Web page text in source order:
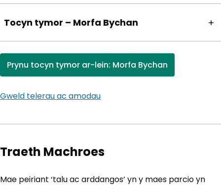
Tocyn tymor – Morfa Bychan
Prynu tocyn tymor ar-lein: Morfa Bychan
(yn agor mewn tab newydd)
Gweld telerau ac amodau
Traeth Machroes
Mae peiriant ‘talu ac arddangos’ yn y maes parcio yn